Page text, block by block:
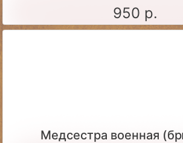
950 р.
Медсестра военная